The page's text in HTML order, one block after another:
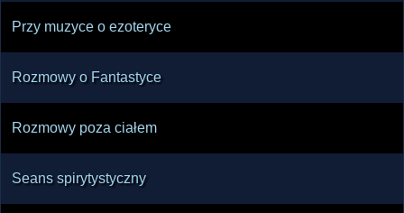
Przy muzyce o ezoteryce
Rozmowy o Fantastyce
Rozmowy poza ciałem
Seans spirytystyczny